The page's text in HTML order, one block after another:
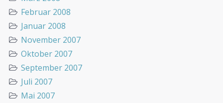
Februar 2008
Januar 2008
November 2007
Oktober 2007
September 2007
Juli 2007
Mai 2007